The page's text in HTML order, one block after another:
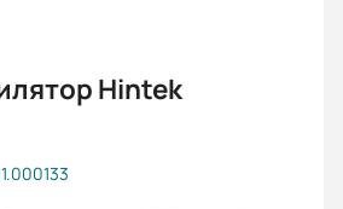
Hintek